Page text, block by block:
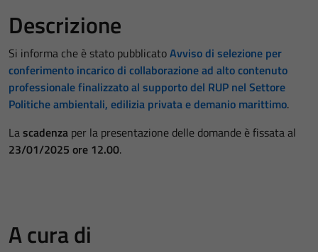
Descrizione
Si informa che è stato pubblicatoAvviso di selezione per
conferimento incarico di collaborazione ad alto contenuto
professionale finalizzato al supporto del RUP nel Settore
Politiche ambientali, edilizia privata e demanio marittimo.
Lascadenza per la presentazione delle domande è fissata al
23/01/2025 ore 12.00.
A cura di